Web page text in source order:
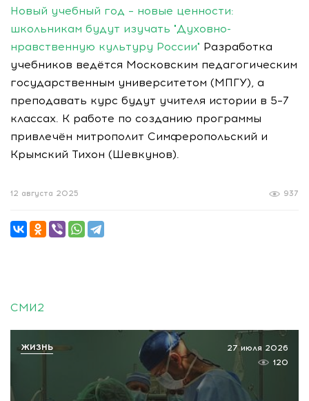
Новый учебный год – новые ценности:
школьникам будут изучать "Духовно-
нравственную культуру России" Разработка
учебников ведётся Московским педагогическим
государственным университетом (МПГУ), а
преподавать курс будут учителя истории в 5–7
классах. К работе по созданию программы
привлечён митрополит Симферопольский и
Крымский Тихон (Шевкунов).
937
12 августа 2025
СМИ2
27 июля 2026
120
ЖИЗНЬ